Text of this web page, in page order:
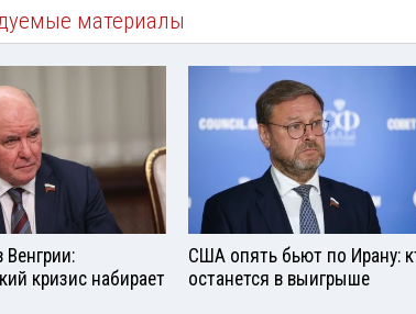
материалы
Венгрии:
кризис набирает
США опять бьют по Ирану:
останется в выигрыше